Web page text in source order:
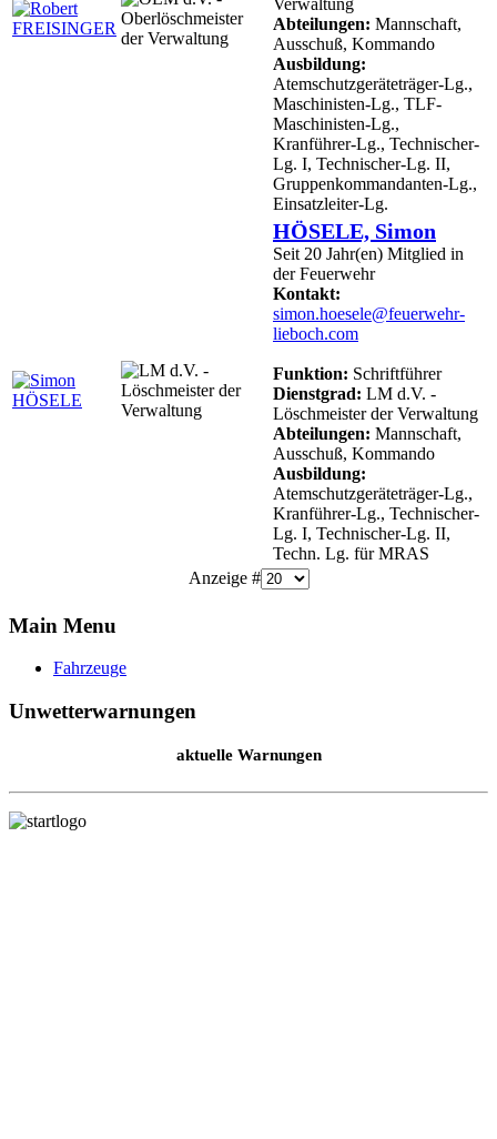
Anzeige #
Abteilungen: Mannschaft,
Ausschuß, Kommando
Ausbildung:
Atemschutzgeräteträger-Lg.,
Maschinisten-Lg., TLF-
Maschinisten-Lg.,
Kranführer-Lg., Technischer-
Lg. I, Technischer-Lg. II,
Gruppenkommandanten-Lg.,
Einsatzleiter-Lg.
HÖSELE, Simon
Seit 20 Jahr(en) Mitglied in
der Feuerwehr
Kontakt:
simon.hoesele@feuerwehr-
lieboch.com
Funktion: Schriftführer
Dienstgrad: LM d.V. -
Löschmeister der Verwaltung
Abteilungen: Mannschaft,
Ausschuß, Kommando
Ausbildung:
Atemschutzgeräteträger-Lg.,
Kranführer-Lg., Technischer-
Lg. I, Technischer-Lg. II,
Techn. Lg. für MRAS
Main Menu
Fahrzeuge
Unwetterwarnungen
aktuelle Warnungen